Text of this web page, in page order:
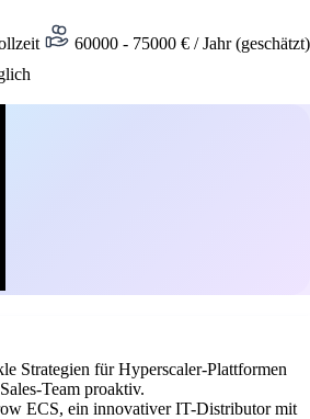
60000 - 75000 € / Jahr (geschätzt)
Strategien für Hyperscaler-Plattformen
Team proaktiv.
ECS, ein innovativer IT-Distributor mit